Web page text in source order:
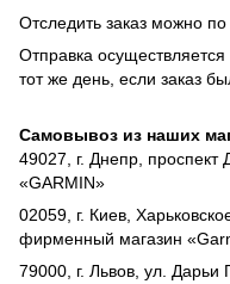
Отследить заказ можно по
Отправка
тот же день, если заказ
Самовывоз из наших
49027, г. Днепр, проспект
«GARMIN»
02059, г. Киев,
фирменный магазин
79000, г. Львов, ул. Дарьи